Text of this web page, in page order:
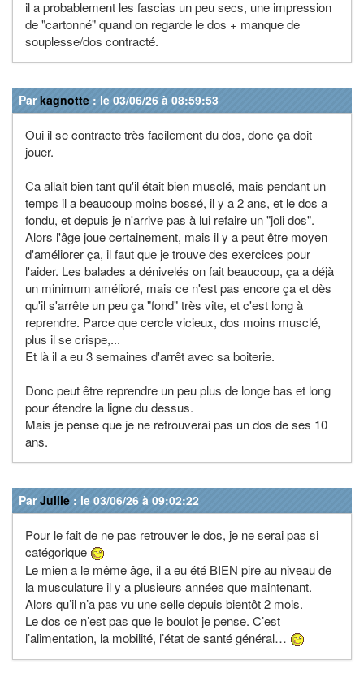
il a probablement les fascias un peu secs, une impression
de "cartonné" quand on regarde le dos + manque de
souplesse/dos contracté.
Parkagnotte : le 03/06/26 à 08:59:53
Oui il se contracte très facilement du dos, donc ça doit
jouer.
Ca allait bien tant qu'il était bien musclé, mais pendant un
temps il a beaucoup moins bossé, il y a 2 ans, et le dos a
fondu, et depuis je n'arrive pas à lui refaire un "joli dos".
Alors l'âge joue certainement, mais il y a peut être moyen
d'améliorer ça, il faut que je trouve des exercices pour
l'aider. Les balades a dénivelés on fait beaucoup, ça a déjà
un minimum amélioré, mais ce n'est pas encore ça et dès
qu'il s'arrête un peu ça "fond" très vite, et c'est long à
reprendre. Parce que cercle vicieux, dos moins musclé,
plus il se crispe,...
Et là il a eu 3 semaines d'arrêt avec sa boiterie.
Donc peut être reprendre un peu plus de longe bas et long
pour étendre la ligne du dessus.
Mais je pense que je ne retrouverai pas un dos de ses 10
ans.
ParJuliie : le 03/06/26 à 09:02:22
Pour le fait de ne pas retrouver le dos, je ne serai pas si
catégorique
Le mien a le même âge, il a eu été BIEN pire au niveau de
la musculature il y a plusieurs années que maintenant.
Alors qu’il n’a pas vu une selle depuis bientôt 2 mois.
Le dos ce n’est pas que le boulot je pense. C’est
l’alimentation, la mobilité, l’état de santé général…